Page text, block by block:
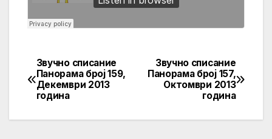
Post
navigation
Звучно списание
Панорама број 157,
Октомври 2013
година
Звучно списание
Панорама број 159,
Декември 2013
година